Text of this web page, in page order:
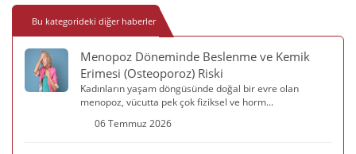
Bu kategorideki diğer haberler
Menopoz Döneminde Beslenme ve Kemik
Erimesi (Osteoporoz) Riski
Kadınların yaşam döngüsünde doğal bir evre olan
menopoz, vücutta pek çok fiziksel ve horm...
06 Temmuz 2026